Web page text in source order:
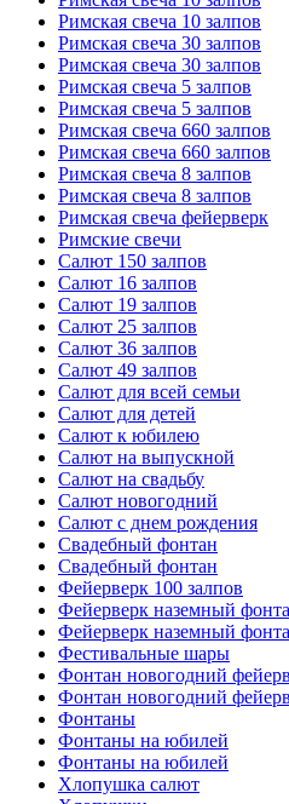
Римская свеча 10 залпов
Римская свеча 30 залпов
Римская свеча 30 залпов
Римская свеча 5 залпов
Римская свеча 5 залпов
Римская свеча 660 залпов
Римская свеча 660 залпов
Римская свеча 8 залпов
Римская свеча 8 залпов
Римская свеча фейерверк
Римские свечи
Салют 150 залпов
Салют 16 залпов
Салют 19 залпов
Салют 25 залпов
Салют 36 залпов
Салют 49 залпов
Салют для всей семьи
Салют для детей
Салют к юбилею
Салют на выпускной
Салют на свадьбу
Салют новогодний
Салют с днем рождения
Свадебный фонтан
Свадебный фонтан
Фейерверк 100 залпов
Фейерверк наземный
Фейерверк наземный
Фестивальные шары
Фонтан новогодний
Фонтан новогодний
Фонтаны
Фонтаны на юбилей
Фонтаны на юбилей
Хлопушка салют